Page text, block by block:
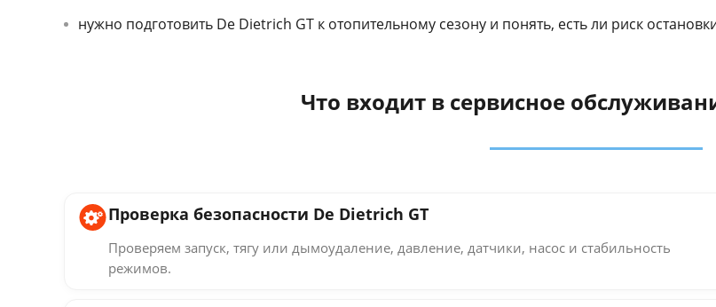
нужно подготовить De Dietrich GT к отопительному сезону и понять, есть ли риск
Что входит в сервисное
Проверка безопасности De Dietrich GT
Проверяем запуск, тягу или дымоудаление, давление, датчики, насос и стабильность
режимов.